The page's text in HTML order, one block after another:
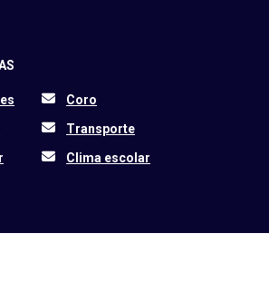
Coro
Transporte
Clima escolar